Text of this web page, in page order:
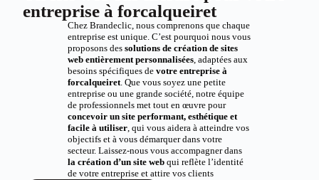
entreprise à forcalqueiret
Chez Brandeclic, nous comprenons que chaque
entreprise est unique. C’est pourquoi nous vous
proposons des solutions de création de sites
web entièrement personnalisées, adaptées aux
besoins spécifiques de votre entreprise à
forcalqueiret. Que vous soyez une petite
entreprise ou une grande société, notre équipe
de professionnels met tout en œuvre pour
concevoir un site performant, esthétique et
facile à utiliser, qui vous aidera à atteindre vos
objectifs et à vous démarquer dans votre
secteur. Laissez-nous vous accompagner dans
la création d’un site webqui reflète l’identité
de votre entreprise et attire vos clients